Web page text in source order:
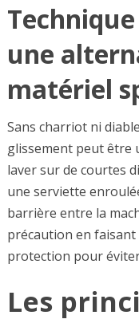
une
matériel
Sans charriot ni
glissement peut être
laver sur de courtes
une serviette
barrière entre la
précaution en faisant
protection pour
Les